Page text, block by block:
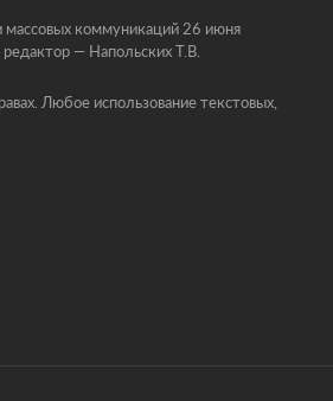
массовых коммуникаций 26 июня
— Напольских Т.В.
Любое использование текстовых,